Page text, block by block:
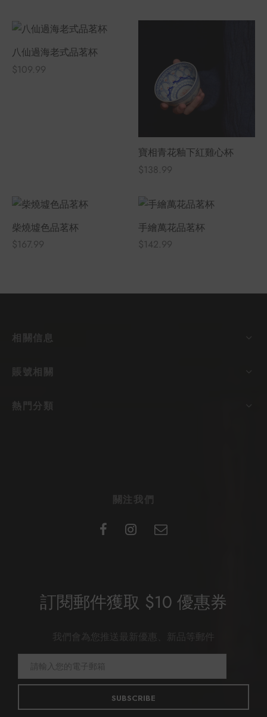
八仙過海老式品茗杯
$109.99
寶相青花釉下紅雞心杯
$138.99
柴燒墟色品茗杯
$167.99
手繪萬花品茗杯
$142.99
相關信息
賬號相關
熱門分類
關注我們
訂閱郵件獲取 $10 優惠券
我們會為您推送最新優惠、新品等郵件
SUBSCRIBE